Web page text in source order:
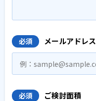
必須 メールアドレス
必須 ご検討面積